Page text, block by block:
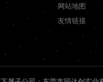
网站地图
友情链接